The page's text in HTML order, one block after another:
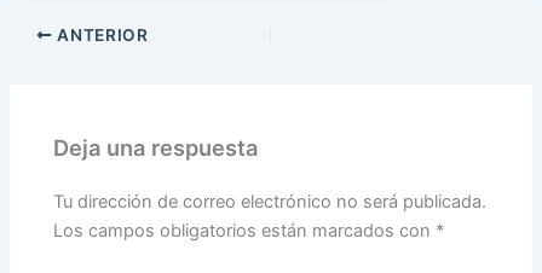
ANTERIOR
Deja una respuesta
Tu dirección de correo electrónico no será publicada.
Los campos obligatorios están marcados con *